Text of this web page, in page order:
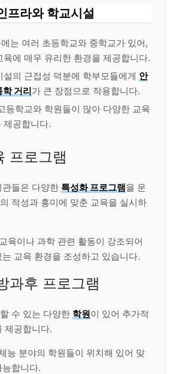
프라와 학교시설
는 여러 초등학교와 중학교가 있어,
육에 매우 유리한 환경을 제공합니다.
설의 근접성 덕분에 학부모들에게 안
학 거리가 큰 장점으로 작용합니다.
등학교와 학원들이 많아 다양한 교육
제공합니다.
프로그램
들은 다양한 특성화 프로그램을 운
적성과 흥미에 맞춘 교육을 실시하
교육이나 과학 관련 활동이 강조되어
교육 환경을 조성하고 있습니다.
과후 프로그램
수 있는 다양한 학원이 있어 추가적
제공합니다.
능 분야의 학원들이 위치해 있어 맞
합니다.